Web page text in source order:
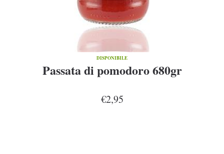
DISPONIBILE
Passata di pomodoro 680gr
€2,95